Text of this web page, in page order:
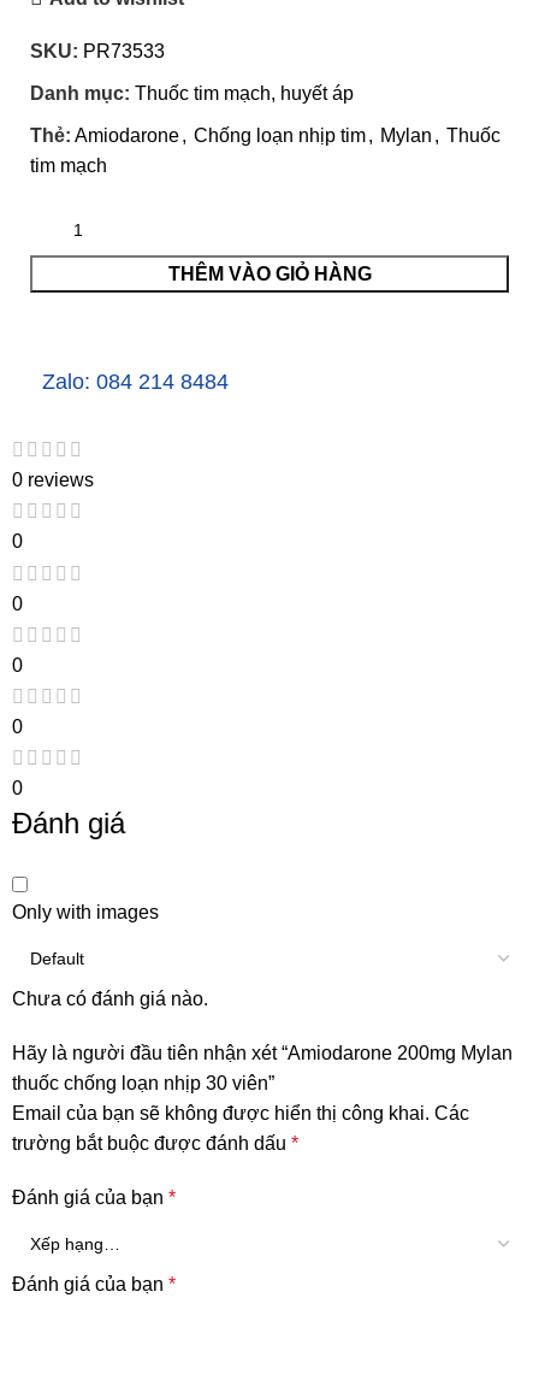
SKU: PR73533
Danh mục: Thuốc tim mạch, huyết áp
Thẻ: Amiodarone, Chống loạn nhịp tim, Mylan , Thuốc
tim mạch
THÊM VÀO GIỎ HÀNG
Zalo: 084 214 8484
0 reviews
0
0
0
0
0
Đánh giá
Only with images
Chưa có đánh giá nào.
Hãy là người đầu tiên nhận xét “Amiodarone 200mg Mylan
thuốc chống loạn nhịp 30 viên”
Email của bạn sẽ không được hiển thị công khai. Các
trường bắt buộc được đánh dấu*
Đánh giá của bạn*
Đánh giá của bạn*